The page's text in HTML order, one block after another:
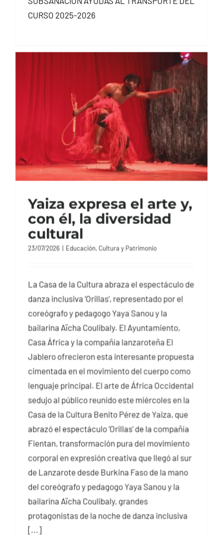
CURSO 2025-2026
Yaiza expresa el arte y,
con él, la diversidad
cultural
23/07/2026 | Educación, Cultura y Patrimonio
La Casa de la Cultura abraza el espectáculo de
danza inclusiva ‘Orillas’, representado por el
coreógrafo y pedagogo Yaya Sanou y la
bailarina Aïcha Coulibaly. El Ayuntamiento,
Casa África y la compañía lanzaroteña El
Jablero ofrecieron esta interesante propuesta
cimentada en el movimiento del cuerpo como
lenguaje principal. El arte de África Occidental
sedujo al público reunido este miércoles en la
Casa de la Cultura Benito Pérez de Yaiza, que
abrazó el espectáculo ‘Orillas’ de la compañía
Fientan, transformación pura del movimiento
corporal en expresión creativa que llegó al sur
de Lanzarote desde Burkina Faso de la mano
del coreógrafo y pedagogo Yaya Sanou y la
bailarina Aïcha Coulibaly, grandes
protagonistas de la noche de danza inclusiva
[...]